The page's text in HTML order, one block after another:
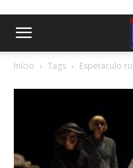
Início Tags Espetaculo